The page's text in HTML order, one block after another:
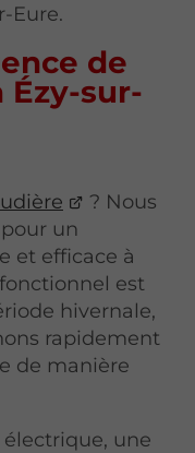
Eure.
de
sur-
? Nous
un
et efficace à
est
hivernale,
rapidement
de manière
une